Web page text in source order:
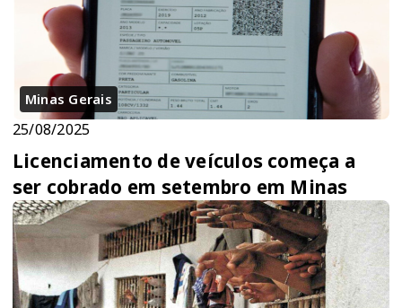
Minas Gerais
25/08/2025
Licenciamento de veículos começa a
ser cobrado em setembro em Minas